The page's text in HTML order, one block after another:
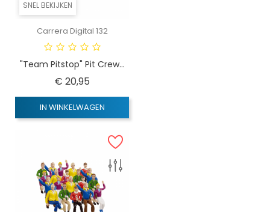
SNEL BEKIJKEN
Carrera Digital 132
"Team Pitstop" Pit Crew...
€ 20,95
IN WINKELWAGEN